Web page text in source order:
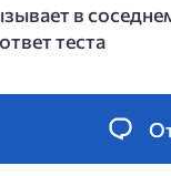
в
теста